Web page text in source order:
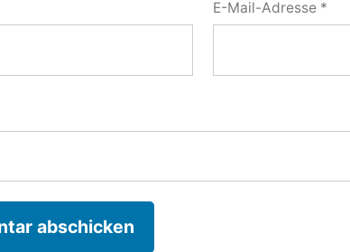
E-Mail-Adresse *